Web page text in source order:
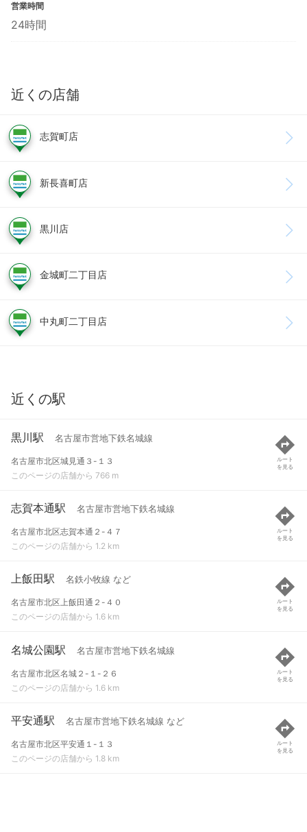
営業時間
24時間
近くの店舗
志賀町店
新長喜町店
黒川店
金城町二丁目店
中丸町二丁目店
近くの駅
黒川駅 名古屋市営地下鉄名城線
名古屋市北区城見通３-１３
このページの店舗から 766 m
ルート
を見る
志賀本通駅 名古屋市営地下鉄名城線
名古屋市北区志賀本通２-４７
このページの店舗から 1.2 km
ルート
を見る
上飯田駅 名鉄小牧線 など
名古屋市北区上飯田通２-４０
このページの店舗から 1.6 km
ルート
を見る
名城公園駅 名古屋市営地下鉄名城線
名古屋市北区名城２-１-２６
このページの店舗から 1.6 km
ルート
を見る
平安通駅 名古屋市営地下鉄名城線 など
名古屋市北区平安通１-１３
このページの店舗から 1.8 km
ルート
を見る